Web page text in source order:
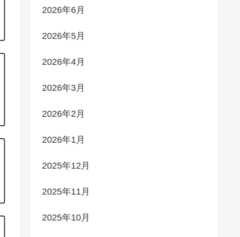
2026年6月
2026年5月
2026年4月
2026年3月
2026年2月
2026年1月
2025年12月
2025年11月
2025年10月